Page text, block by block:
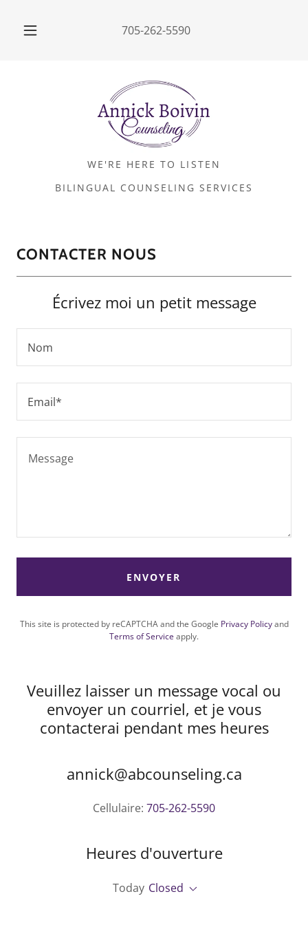
705-262-5590
WE'RE HERE TO LISTEN
BILINGUAL COUNSELING SERVICES
CONTACTER NOUS
Écrivez moi un petit message
Nom
Email*
ENVOYER
This site is protected by reCAPTCHA and the Google Privacy Policyand
Terms of Service apply.
Veuillez laisser un message vocal ou
envoyer un courriel, et je vous
contacterai pendant mes heures
annick@abcounseling.ca
Cellulaire: 705-262-5590
Heures d'ouverture
Today Closed